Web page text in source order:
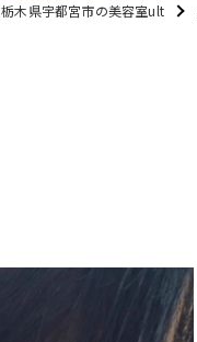
栃木県宇都宮市の美容室ult